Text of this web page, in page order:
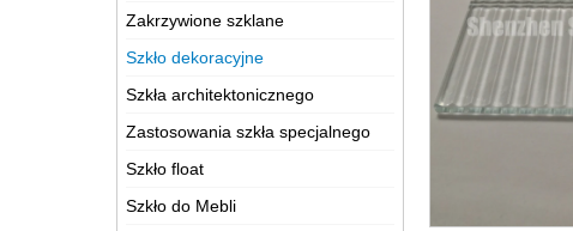
Zakrzywione szklane
Szkło dekoracyjne
Szkła architektonicznego
Zastosowania szkła specjalnego
Szkło float
Szkło do Mebli